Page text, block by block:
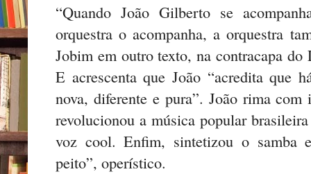
“Quando João Gilberto se
orquestra o acompanha, a orquestra
Jobim em outro texto, na contracapa do
E acrescenta que João “acredita que
nova, diferente e pura”. João rima com
revolucionou a música popular
voz cool. Enfim, sintetizou o samba
peito”, operístico.